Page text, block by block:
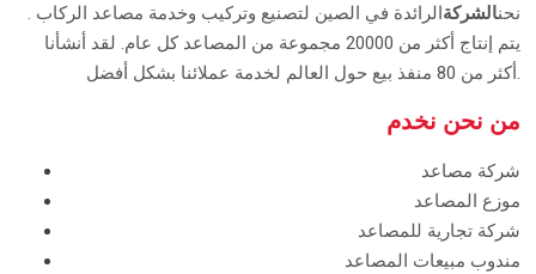
نحنالشركةالرائدة في الصين لتصنيع وتركيب وخدمة مصاعد الركاب .
يتم إنتاج أكثر من 20000 مجموعة من المصاعد كل عام. لقد أنشأنا
أكثر من 80 منفذ بيع حول العالم لخدمة عملائنا بشكل أفضل.
من نحن نخدم
شركة مصاعد
موزع المصاعد
شركة تجارية للمصاعد
مندوب مبيعات المصاعد